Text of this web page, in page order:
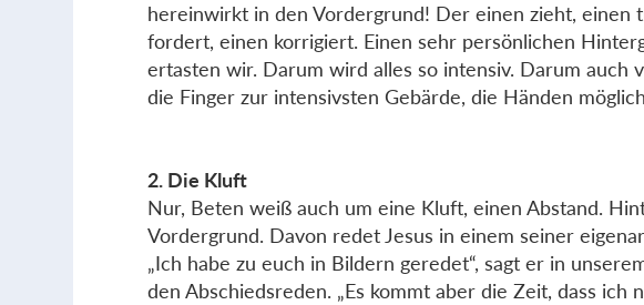
hereinwirkt in den Vordergrund! Der einen zieht, einen
fordert, einen korrigiert. Einen sehr persönlichen
ertasten wir. Darum wird alles so intensiv. Darum auch
die Finger zur intensivsten Gebärde, die Händen
2. Die Kluft
Nur, Beten weiß auch um eine Kluft, einen Abstand.
Vordergrund. Davon redet Jesus in einem seiner
„Ich habe zu euch in Bildern geredet“, sagt er in
den Abschiedsreden. „Es kommt aber die Zeit, dass ich